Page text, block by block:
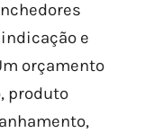
e
orçamento
produto